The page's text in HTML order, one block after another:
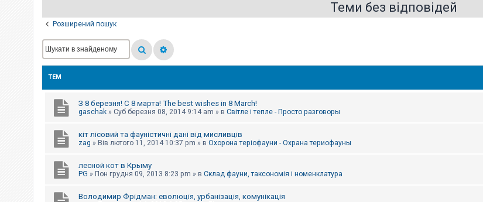
Теми без відповідей
Розширений пошук
ТЕМ
З 8 березня! С 8 марта! The best wishes in 8 March!
gaschak » Суб березня 08, 2014 9:14 am » в Світле і тепле - Просто разговоры
кіт лісовий та фауністичні дані від мисливців
zag » Вів лютого 11, 2014 10:37 pm » в Охорона теріофауни - Охрана териофауны
лесной кот в Крыму
PG » Пон грудня 09, 2013 8:23 pm » в Склад фауни, таксономія і номенклатура
Володимир Фрідман: еволюція, урбанізація, комунікація